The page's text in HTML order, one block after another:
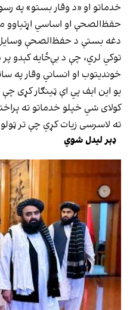
خدماتو او «د وقار بستو» په
حفظ‌الصحې او اساسي اړتیاوو
دغه بستې د حفظ‌الصحې
توکي لري، چې د بې‌ځایه کېدو
خوندیتوب او انساني وقار په
یو این اېف پي اې ټینګار کړی
کولای شي خپلو خدماتو ته
ته لاسرسی زیات کړي چې تر ټولو
ډېر لیدل شوي